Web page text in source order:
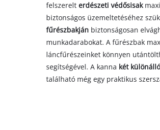
felszerelterdészeti védősisak
biztonságos üzemeltetéséhez
fűrészbakján biztonságosan
munkadarabokat. A fűrészbak
láncfűrészeinket könnyen
segítségével. A kanna két
található még egy praktikus